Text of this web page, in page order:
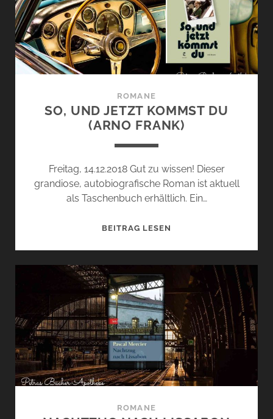
ROMANE
SO, UND JETZT KOMMST DU
(ARNO FRANK)
Freitag, 14.12.2018 Gut zu wissen! Dieser
grandiose, autobiografische Roman ist aktuell
als Taschenbuch erhältlich. Ein…
BEITRAG LESEN
KOMMST
(ARNO
FRANK)
ROMANE